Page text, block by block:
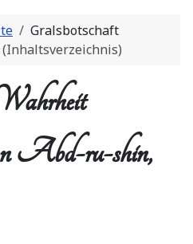
Gralsbotschaft
Abd-ru-shin,